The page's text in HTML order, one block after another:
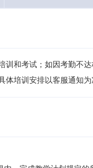
训和考试；如因考勤不
体培训安排以客服通知